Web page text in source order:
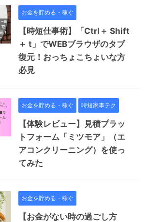
お金を貯める・稼ぐ
【時短仕事術】「Ctrl＋ Shift
＋ t」でWEBブラウザのタブ
復元！おっちょこちょいな方
必見
お金を貯める・稼ぐ 時短家事テク
【体験レビュー】見積プラッ
トフォーム「ミツモア」（エ
アコンクリーニング）を使っ
てみた
お金を貯める・稼ぐ
【お金がない時の過ごし方